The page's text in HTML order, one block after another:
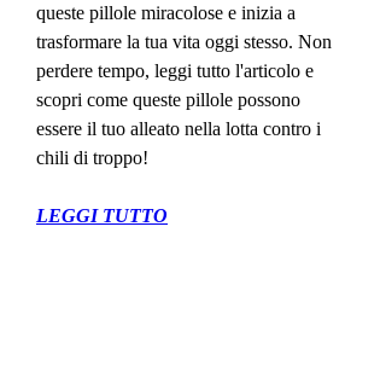
queste pillole miracolose e inizia a
trasformare la tua vita oggi stesso. Non
perdere tempo, leggi tutto l'articolo e
scopri come queste pillole possono
essere il tuo alleato nella lotta contro i
chili di troppo!
LEGGI TUTTO